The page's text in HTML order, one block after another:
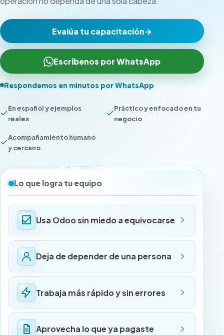
Evalúa tu capacitación→
Escríbenos por WhatsApp
Respondemos en minutos por WhatsApp
En español y ejemplos
reales
Práctico y enfocado en tu
negocio
Acompañamiento humano
y cercano
Lo que logra tu equipo
Usa Odoo sin miedo a equivocarse
Deja de depender de una persona
Trabaja más rápido y sin errores
Aprovecha lo que ya pagaste